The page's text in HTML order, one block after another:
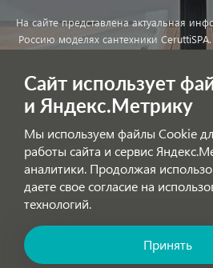
На сайте представлена актуальная
Россию моделях сантехники
Внимание!Цены, указанные на
офертой!
Обработка
Позвоните нам! Звонок
Сайт использует
и Яндекс.Метрику
Мы используем файлы Cookie
работы сайта и сервис
аналитики. Продолжая
даете свое согласие на
технологий.
Принять